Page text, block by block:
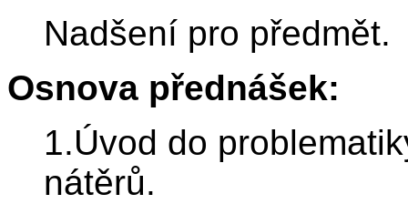
Nadšení pro předmět.
Osnova přednášek:
1.Úvod do
nátěrů.